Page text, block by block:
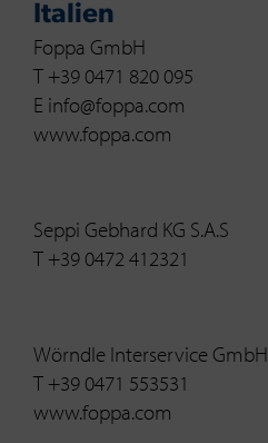
Italien
Foppa GmbH
T +39 0471 820 095
E info@foppa.com
www.foppa.com
Seppi Gebhard KG S.A.S
T +39 0472 412321
Wörndle Interservice GmbH
T +39 0471 553531
www.foppa.com